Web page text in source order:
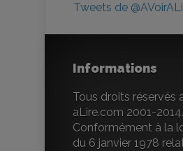
Tweets de
Informations
Tous droits réservés
aLire.com 2001-2014.
Conformément à la
du 6 janvier 1978